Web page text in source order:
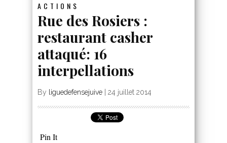
ACTIONS
Rue des Rosiers :
restaurant casher
attaqué: 16
interpellations
By liguedefensejuive 24 juillet 2014
Pin It